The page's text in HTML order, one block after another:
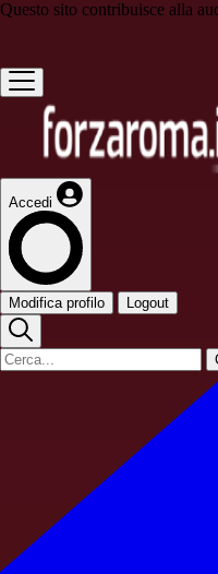
Questo sito contribuisce alla
Accedi
Modifica profilo Logout